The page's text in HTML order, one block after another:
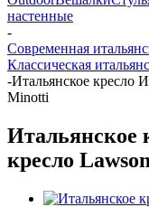
настенные
-
Современная
Классическая
-Итальянское кресло
Minotti
Итальянское
кресло